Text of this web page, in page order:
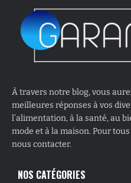
À travers notre blog, vous
meilleures réponses à vos
l’alimentation, à la santé, au
mode et à la maison. Pour
nous contacter.
NOS CATÉGORIES